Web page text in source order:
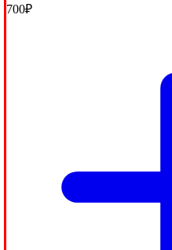
700₽